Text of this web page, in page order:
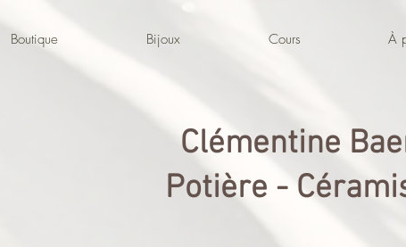
Boutique Bijoux Cours À
Clémentine
Potière -